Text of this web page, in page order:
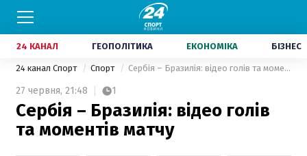
24 КАНАЛ ГЕОПОЛІТИКА ЕКОНОМІКА БІЗНЕС
24 канал Спорт Спорт Сербія – Бразилія: відео голів та моментів матчу
27 червня, 21:48 1
Сербія – Бразилія: відео голів
та моментів матчу